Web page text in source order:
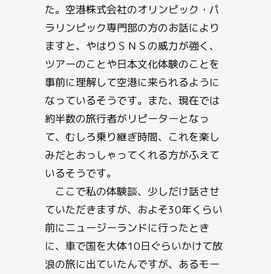
た。空港株式会社のオリンピック・パ
ラリンピック専門部の方のお話により
ますと、やはりＳＮＳの威力が強く、
ツアーのことや日本文化体験のことを
事前に理解して空港に来られるように
なっているそうです。また、現在では
約半数の旅行者がリピーターとなっ
て、むしろ乗り継ぎ時間、これを楽し
みだとおっしゃってくれる方がふえて
いるそうです。
ここで私の体験談、少しだけ話させ
ていただきますが、およそ30年くらい
前にニュージーランドに行ったとき
に、車で国を大体10日ぐらいかけて放
浪の旅に出ていたんですが、あるモー